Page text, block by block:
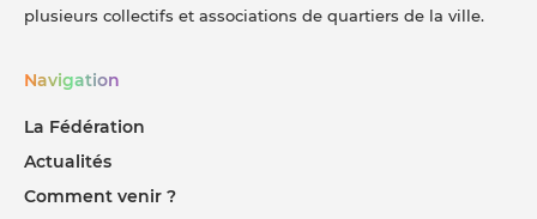
plusieurs collectifs et associations de quartiers de la ville.
Navigation
La Fédération
Actualités
Comment venir ?